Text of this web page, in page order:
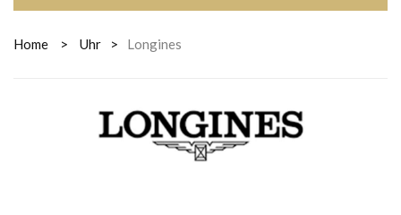
Home > Uhr > Longines
LONGINES